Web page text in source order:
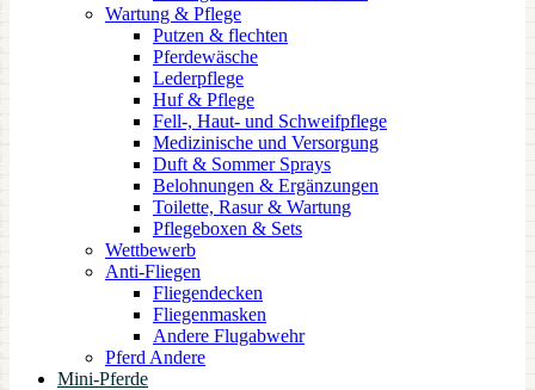
Wartung & Pflege
Putzen & flechten
Pferdewäsche
Lederpflege
Huf & Pflege
Fell-, Haut- und Schweifpflege
Medizinische und Versorgung
Duft & Sommer Sprays
Belohnungen & Ergänzungen
Toilette, Rasur & Wartung
Pflegeboxen & Sets
Wettbewerb
Anti-Fliegen
Fliegendecken
Fliegenmasken
Andere Flugabwehr
Pferd Andere
Mini-Pferde